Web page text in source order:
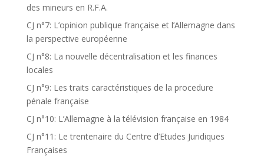
des mineurs en R.F.A.
CJ n°7: L’opinion publique française et l’Allemagne dans
la perspective européenne
CJ n°8: La nouvelle décentralisation et les finances
locales
CJ n°9: Les traits caractéristiques de la procedure
pénale française
CJ n°10: L’Allemagne à la télévision française en 1984
CJ n°11: Le trentenaire du Centre d’Etudes Juridiques
Françaises